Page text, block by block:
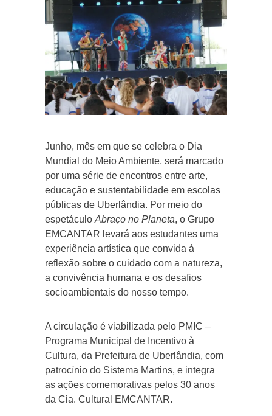
Junho, mês em que se celebra o Dia
Mundial do Meio Ambiente, será marcado
por uma série de encontros entre arte,
educação e sustentabilidade em escolas
públicas de Uberlândia. Por meio do
espetáculo Abraço no Planeta, o Grupo
EMCANTAR levará aos estudantes uma
experiência artística que convida à
reflexão sobre o cuidado com a natureza,
a convivência humana e os desafios
socioambientais do nosso tempo.
A circulação é viabilizada pelo PMIC –
Programa Municipal de Incentivo à
Cultura, da Prefeitura de Uberlândia, com
patrocínio do Sistema Martins, e integra
as ações comemorativas pelos 30 anos
da Cia. Cultural EMCANTAR.